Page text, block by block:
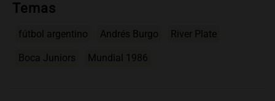
Temas
fútbol argentino Andrés Burgo River Plate
Boca Juniors Mundial 1986